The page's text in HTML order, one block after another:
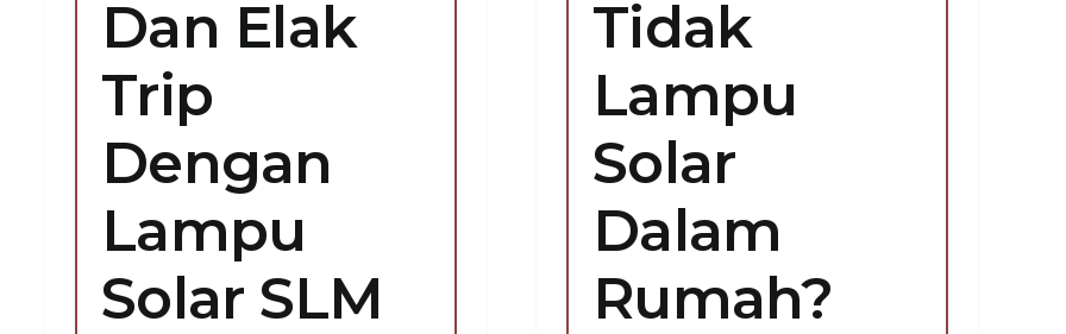
Dan Elak
Trip
Dengan
Lampu
Solar SLM
Tidak
Lampu
Solar
Dalam
Rumah?